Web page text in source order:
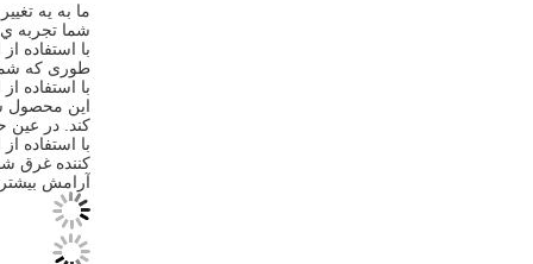
ما به يه
شما تجربه ي
با استفاده
طوری که شما
با استفاده
این محصول
کند. در عین
با استفاده
کننده غرق
آرامش